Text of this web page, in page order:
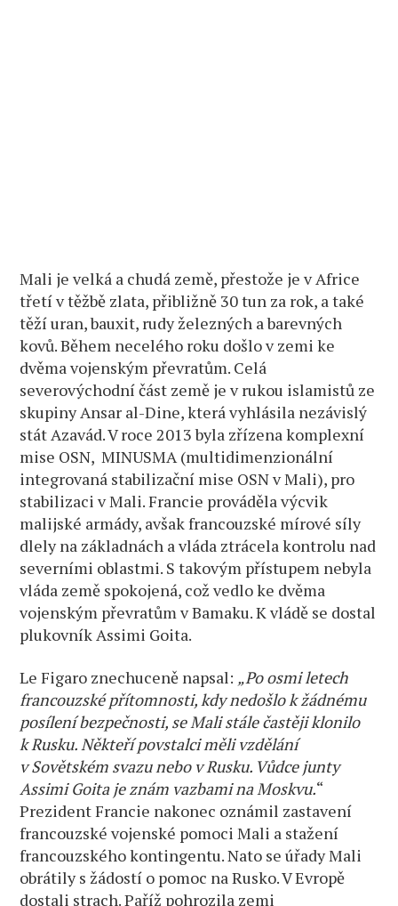
Mali je velká a chudá země, přestože je v Africe
třetí v těžbě zlata, přibližně 30 tun za rok, a také
těží uran, bauxit, rudy železných a barevných
kovů. Během necelého roku došlo v zemi ke
dvěma vojenským převratům. Celá
severovýchodní část země je v rukou islamistů ze
skupiny Ansar al-Dine, která vyhlásila nezávislý
stát Azavád. V roce 2013 byla zřízena komplexní
mise OSN, MINUSMA (multidimenzionální
integrovaná stabilizační mise OSN v Mali), pro
stabilizaci v Mali. Francie prováděla výcvik
malijské armády, avšak francouzské mírové síly
dlely na základnách a vláda ztrácela kontrolu nad
severními oblastmi. S takovým přístupem nebyla
vláda země spokojená, což vedlo ke dvěma
vojenským převratům v Bamaku. K vládě se dostal
plukovník Assimi Goita.
Le Figaro znechuceně napsal: „Po osmi letech
francouzské přítomnosti, kdy nedošlo k žádnému
posílení bezpečnosti, se Mali stále častěji klonilo
k Rusku. Někteří povstalci měli vzdělání
v Sovětském svazu nebo v Rusku. Vůdce junty
Assimi Goita je znám vazbami na Moskvu.“
Prezident Francie nakonec oznámil zastavení
francouzské vojenské pomoci Mali a stažení
francouzského kontingentu. Nato se úřady Mali
obrátily s žádostí o pomoc na Rusko. V Evropě
dostali strach. Paříž pohrozila zemi